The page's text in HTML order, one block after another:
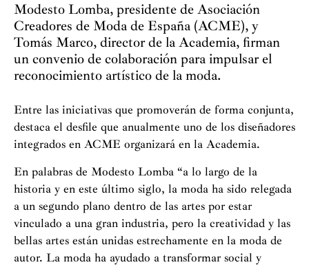
Modesto Lomba, presidente de Asociación
Creadores de Moda de España (ACME), y
Tomás Marco, director de la Academia, firman
un convenio de colaboración para impulsar el
reconocimiento artístico de la moda.
Entre las iniciativas que promoverán de forma conjunta,
destaca el desfile que anualmente uno de los diseñadores
integrados en ACME organizará en la Academia.
En palabras de Modesto Lomba “a lo largo de la
historia y en este último siglo, la moda ha sido relegada
a un segundo plano dentro de las artes por estar
vinculado a una gran industria, pero la creatividad y las
bellas artes están unidas estrechamente en la moda de
autor. La moda ha ayudado a transformar social y